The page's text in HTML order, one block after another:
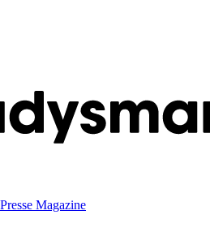
Presse Magazine